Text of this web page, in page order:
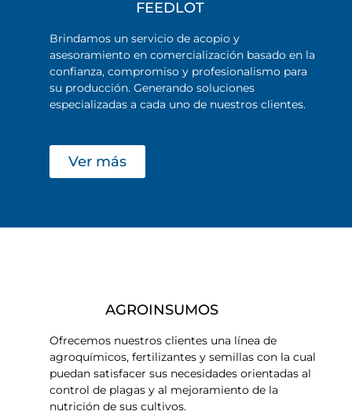
FEEDLOT
Brindamos un servicio de acopio y
asesoramiento en comercialización basado en la
confianza, compromiso y profesionalismo para
su producción. Generando soluciones
especializadas a cada uno de nuestros clientes.
Ver más
AGROINSUMOS
Ofrecemos nuestros clientes una línea de
agroquímicos, fertilizantes y semillas con la cual
puedan satisfacer sus necesidades orientadas al
control de plagas y al mejoramiento de la
nutrición de sus cultivos.